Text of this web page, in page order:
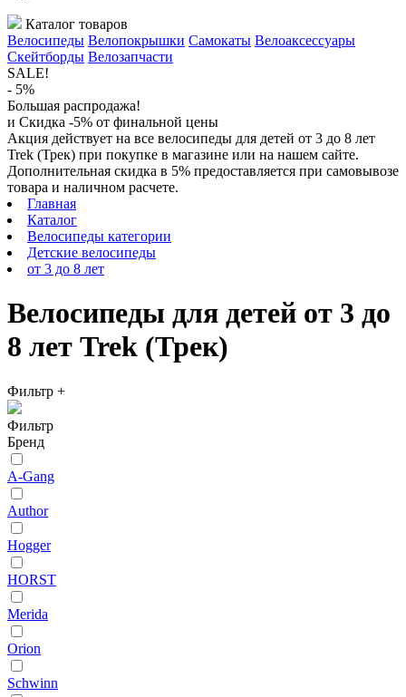
Каталог товаров
Велосипеды Велопокрышки Самокаты Велоаксессуары
Скейтборды Велозапчасти
SALE!
- 5%
Большая распродажа!
и Скидка -5% от финальной цены
Акция действует на все велосипеды для детей от 3 до 8 лет
Trek (Трек) при покупке в магазине или на нашем сайте.
Дополнительная скидка в 5% предоставляется при самовывозе
товара и наличном расчете.
Главная
Каталог
Велосипеды категории
Детские велосипеды
от 3 до 8 лет
Велосипеды для детей от 3 до
8 лет Trek (Трек)
Фильтр +
Фильтр
Бренд
A-Gang
Author
Hogger
HORST
Merida
Orion
Schwinn